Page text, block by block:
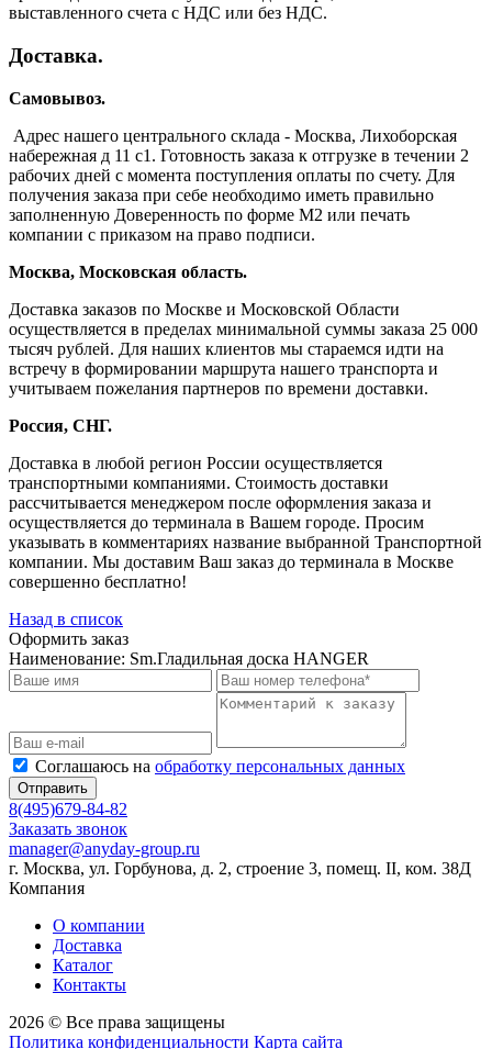
выставленного счета с НДС или без НДС.
Доставка.
Самовывоз.
Адрес нашего центрального склада - Москва, Лихоборская
набережная д 11 с1. Готовность заказа к отгрузке в течении 2
рабочих дней с момента поступления оплаты по счету. Для
получения заказа при себе необходимо иметь правильно
заполненную Доверенность по форме М2 или печать
компании с приказом на право подписи.
Москва, Московская область.
Доставка заказов по Москве и Московской Области
осуществляется в пределах минимальной суммы заказа 25 000
тысяч рублей. Для наших клиентов мы стараемся идти на
встречу в формировании маршрута нашего транспорта и
учитываем пожелания партнеров по времени доставки.
Россия, СНГ.
Доставка в любой регион России осуществляется
транспортными компаниями. Стоимость доставки
рассчитывается менеджером после оформления заказа и
осуществляется до терминала в Вашем городе. Просим
указывать в комментариях название выбранной Транспортной
компании. Мы доставим Ваш заказ до терминала в Москве
совершенно бесплатно!
Назад в список
Оформить заказ
Наименование: Sm.Гладильная доска HANGER
Соглашаюсь на обработку персональных данных
Отправить
8(495)679-84-82
Заказать звонок
manager@anyday-group.ru
г. Москва, ул. Горбунова, д. 2, строение 3, помещ. II, ком. 38Д
Компания
О компании
Доставка
Каталог
Контакты
2026 © Все права защищены
Политика конфиденциальности Карта сайта